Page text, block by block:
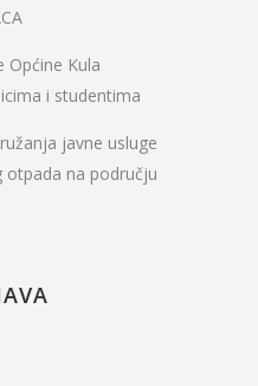
Općine Kula
i studentima
javne usluge
otpada na području